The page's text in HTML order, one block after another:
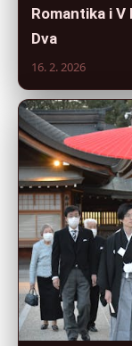
Romantika i
Dva
16. 2. 2026